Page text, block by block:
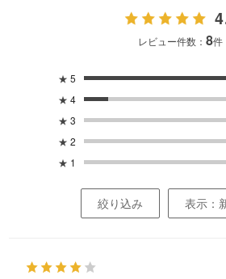
レビュー件数：8件
★ 5
★ 4
★ 3
★ 2
★ 1
絞り込み 表示：